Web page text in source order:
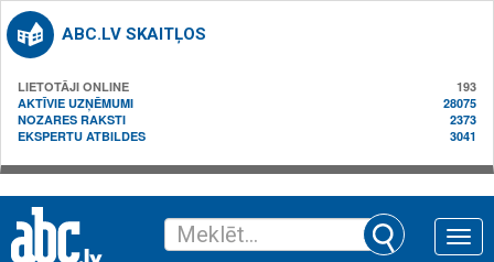
ABC.LV SKAITĻOS
LIETOTĀJI ONLINE
193
AKTĪVIE UZŅĒMUMI
28075
NOZARES RAKSTI
2373
EKSPERTU ATBILDES
3041
Toggle